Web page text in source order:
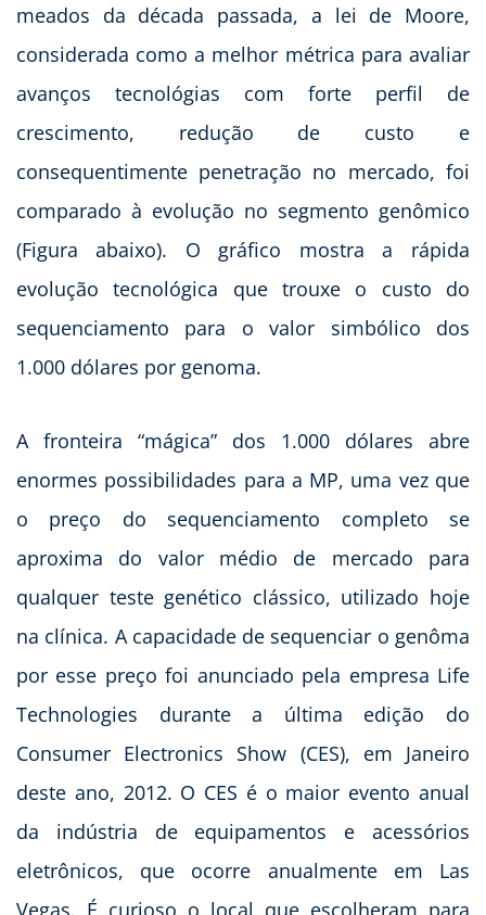
meados da década passada, a lei de Moore,
considerada como a melhor métrica para avaliar
avanços tecnológias com forte perfil de
crescimento, redução de custo e
consequentimente penetração no mercado, foi
comparado à evolução no segmento genômico
(Figura abaixo). O gráfico mostra a rápida
evolução tecnológica que trouxe o custo do
sequenciamento para o valor simbólico dos
1.000 dólares por genoma.
A fronteira “mágica” dos 1.000 dólares abre
enormes possibilidades para a MP, uma vez que
o preço do sequenciamento completo se
aproxima do valor médio de mercado para
qualquer teste genético clássico, utilizado hoje
na clínica. A capacidade de sequenciar o genôma
por esse preço foi anunciado pela empresa Life
Technologies durante a última edição do
Consumer Electronics Show (CES), em Janeiro
deste ano, 2012. O CES é o maior evento anual
da indústria de equipamentos e acessórios
eletrônicos, que ocorre anualmente em Las
Vegas. É curioso o local que escolheram para